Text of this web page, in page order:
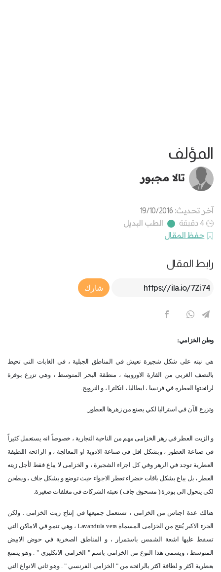
المؤلف
تالا مجبور
آخر تحديث: 19/10/2016
4 دقيقة
الطب البديل
حفظ المقال
رابط المقال
Article Link
شارك
وطن الخزامي:
هي نبته على شكل شجيرة تعيش في المناطق الجبلية ، في الغابات التي تحيط
بالنصف الغربي من القارة الاوروبية ، منطقة البحر المتوسط ، وهي تزرع بوفرة
لرائحتها العطرة في فرنسا ، ايطاليا ، انكلترا ، و النرويج.
وتزرع الآن في استراليا لكي يصنع من زهرها العطور .
و الزيت العطر في زهر الخزامى مهم من الناحية التجارية ، خصوصاً انه يستعمل كثيراً
في صناعة العطور ، وبشكل اقل في صناعة الادوية او المعالجة ، و الرائحه اللطيفة
العطرية توجد في الزهر وفي كل اجزاء الشجيرة ، و الخزامى لا يباع فقط لأجل زيته
العطر ، بل يباع بشكل باقات خضراء تعطر الاجواء حيث توضع و بشكل جاف ، ويطحن
لكي يتحول الى بودرة ( مسحوق جاف ) تعبئه الشركات في مغلفات صغيرة.
هنالك عدة اجناس من الخزامى ، تستعمل جميعها في إنتاج زيت الخزامى . ولكن
الجزء الاكبر يُنتج من الخزامى المسماة Lavandula vera ، وهي تنمو في الاماكن التي
تسقط عليها اشعة الشمس باستمرار ، و المناطق الصخرية في حوض الابيض
المتوسط ، ويسمى هذا النوع من الخزامى باسم " الخزامى الانكليزي " . وهو يتمتع
بعطرية اكثر و لطافة اكثر بالرائحه من " الخزامي الفرنسي " . وهو ثاني الانواع التي